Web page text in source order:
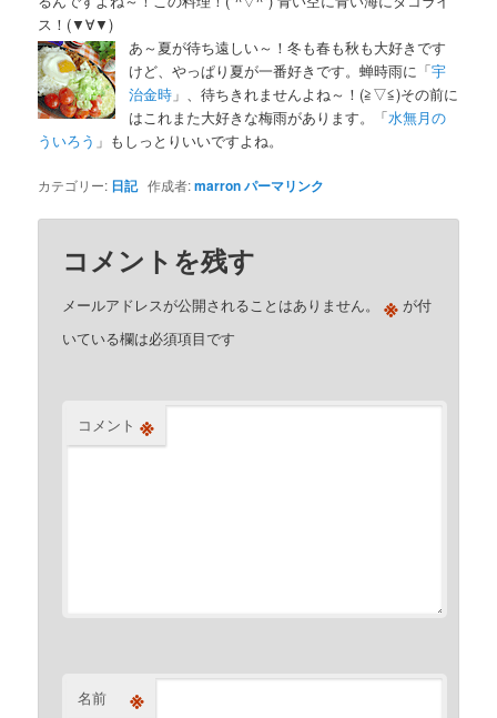
ス！(▼∀▼)
あ～夏が待ち遠しい～！冬も春も秋も大好きです
けど、やっぱり夏が一番好きです。蝉時雨に「宇
治金時 」、待ちきれませんよね～！(≧▽≦)その前に
はこれまた大好きな梅雨があります。「水無月の
ういろう 」もしっとりいいですよね。
カテゴリー: 日記作成者:marronパーマリンク
コメントを残す
メールアドレスが公開されることはありません。 ※ が付
いている欄は必須項目です
コメント ※
名前 ※